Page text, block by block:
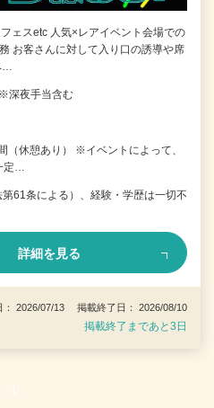
ェスetc 人気×レアイベント会場での
お客さんに対して入り口の誘導や席
…
深夜手当含む
（休憩あり） ※イベントによって、
定…
61条による）、経験・学歴は一切不
詳細を見る
： 2026/07/13 掲載終了日： 2026/08/10
掲載終了まであと3日
1